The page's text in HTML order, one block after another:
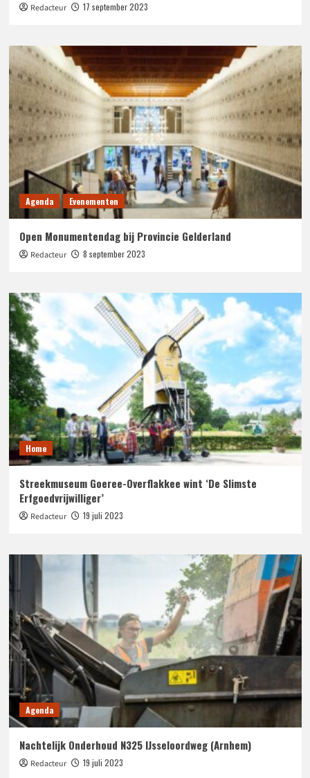
Redacteur 17 september 2023
Agenda Evenementen
Open Monumentendag bij Provincie Gelderland
Redacteur 8 september 2023
Home
Streekmuseum Goeree-Overflakkee wint ‘De Slimste
Erfgoedvrijwilliger’
Redacteur 19 juli 2023
Agenda
Nachtelijk Onderhoud N325 IJsseloordweg (Arnhem)
Redacteur 19 juli 2023